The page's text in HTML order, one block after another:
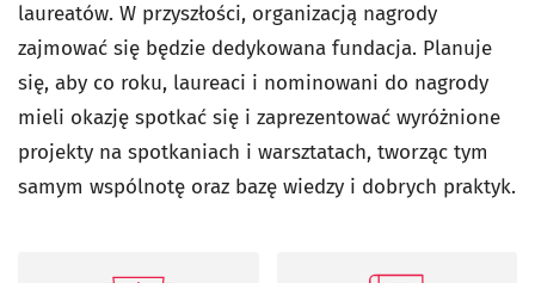
laureatów. W przyszłości, organizacją nagrody
zajmować się będzie dedykowana fundacja. Planuje
się, aby co roku, laureaci i nominowani do nagrody
mieli okazję spotkać się i zaprezentować wyróżnione
projekty na spotkaniach i warsztatach, tworząc tym
samym wspólnotę oraz bazę wiedzy i dobrych praktyk.